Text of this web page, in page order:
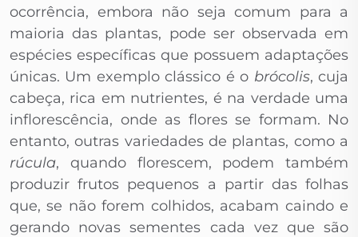
ocorrência, embora não seja comum para a
maioria das plantas, pode ser observada em
espécies específicas que possuem adaptações
únicas. Um exemplo clássico é o brócolis, cuja
cabeça, rica em nutrientes, é na verdade uma
inflorescência, onde as flores se formam. No
entanto, outras variedades de plantas, como a
rúcula, quando florescem, podem também
produzir frutos pequenos a partir das folhas
que, se não forem colhidos, acabam caindo e
gerando novas sementes cada vez que são